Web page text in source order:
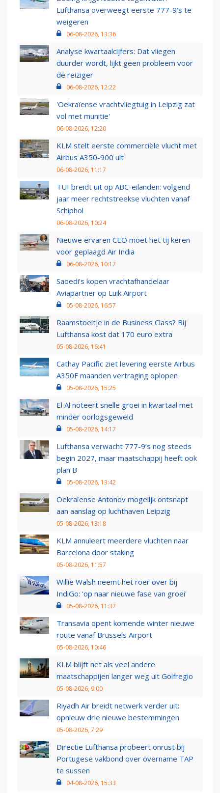
Lufthansa overweegt eerste 777-9’s te
weigeren
06-08-2026, 13:36
Analyse kwartaalcijfers: Dat vliegen
duurder wordt, lijkt geen probleem voor
de reiziger
06-08-2026, 12:22
'Oekraïense vrachtvliegtuig in Leipzig zat
vol met munitie'
06-08-2026, 12:20
KLM stelt eerste commerciële vlucht met
Airbus A350-900 uit
06-08-2026, 11:17
TUI breidt uit op ABC-eilanden: volgend
jaar meer rechtstreekse vluchten vanaf
Schiphol
06-08-2026, 10:24
Nieuwe ervaren CEO moet het tij keren
voor geplaagd Air India
06-08-2026, 10:17
Saoedi’s kopen vrachtafhandelaar
Aviapartner op Luik Airport
05-08-2026, 16:57
Raamstoeltje in de Business Class? Bij
Lufthansa kost dat 170 euro extra
05-08-2026, 16:41
Cathay Pacific ziet levering eerste Airbus
A350F maanden vertraging oplopen
05-08-2026, 15:25
El Al noteert snelle groei in kwartaal met
minder oorlogsgeweld
05-08-2026, 14:17
Lufthansa verwacht 777-9’s nog steeds
begin 2027, maar maatschappij heeft ook
plan B
05-08-2026, 13:42
Oekraïense Antonov mogelijk ontsnapt
aan aanslag op luchthaven Leipzig
05-08-2026, 13:18
KLM annuleert meerdere vluchten naar
Barcelona door staking
05-08-2026, 11:57
Willie Walsh neemt het roer over bij
IndiGo: 'op naar nieuwe fase van groei'
05-08-2026, 11:37
Transavia opent komende winter nieuwe
route vanaf Brussels Airport
05-08-2026, 10:46
KLM blijft net als veel andere
maatschappijen langer weg uit Golfregio
05-08-2026, 9:00
Riyadh Air breidt netwerk verder uit:
opnieuw drie nieuwe bestemmingen
05-08-2026, 7:29
Directie Lufthansa probeert onrust bij
Portugese vakbond over overname TAP
te sussen
04-08-2026, 15:33